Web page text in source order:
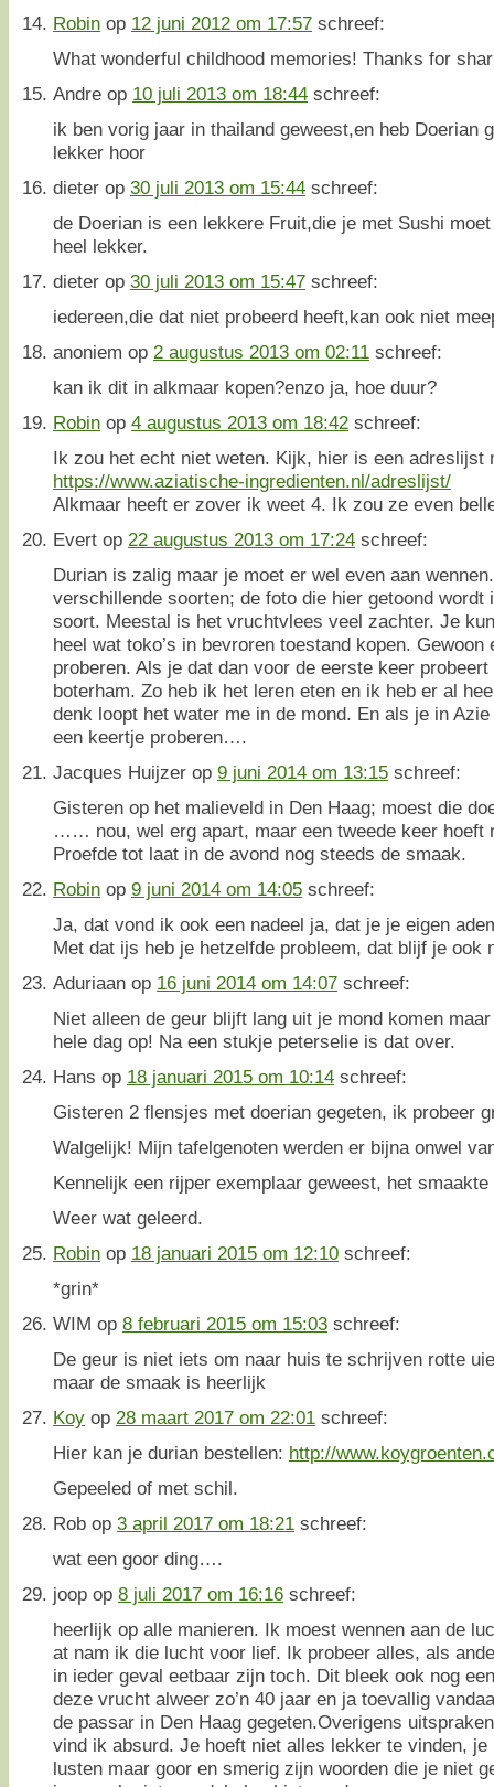
Robin op 12 juni 2012 om 17:57 schreef:
What wonderful childhood memories! Thanks for
Andre op 10 juli 2013 om 18:44 schreef:
ik ben vorig jaar in thailand geweest,en heb Doerian
lekker hoor
dieter op 30 juli 2013 om 15:44 schreef:
de Doerian is een lekkere Fruit,die je met Sushi
heel lekker.
dieter op 30 juli 2013 om 15:47 schreef:
iedereen,die dat niet probeerd heeft,kan ook niet
anoniem op 2 augustus 2013 om 02:11 schreef:
kan ik dit in alkmaar kopen?enzo ja, hoe duur?
Robin op 4 augustus 2013 om 18:42 schreef:
Ik zou het echt niet weten. Kijk, hier is een adreslijst
https://www.aziatische-ingredienten.nl/adreslijst/
Alkmaar heeft er zover ik weet 4. Ik zou ze even
Evert op 22 augustus 2013 om 17:24 schreef:
Durian is zalig maar je moet er wel even aan
verschillende soorten; de foto die hier getoond wordt
soort. Meestal is het vruchtvlees veel zachter. Je
heel wat toko’s in bevroren toestand kopen.
proberen. Als je dat dan voor de eerste keer
boterham. Zo heb ik het leren eten en ik heb er al
denk loopt het water me in de mond. En als je in
een keertje proberen….
Jacques Huijzer op 9 juni 2014 om 13:15 schreef:
Gisteren op het malieveld in Den Haag; moest die
…… nou, wel erg apart, maar een tweede keer hoeft
Proefde tot laat in de avond nog steeds de smaak.
Robin op 9 juni 2014 om 14:05 schreef:
Ja, dat vond ik ook een nadeel ja, dat je je eigen
Met dat ijs heb je hetzelfde probleem, dat blijf je ook
Aduriaan op 16 juni 2014 om 14:07 schreef:
Niet alleen de geur blijft lang uit je mond komen
hele dag op! Na een stukje peterselie is dat over.
Hans op 18 januari 2015 om 10:14 schreef:
Gisteren 2 flensjes met doerian gegeten, ik probeer
Walgelijk! Mijn tafelgenoten werden er bijna onwel
Kennelijk een rijper exemplaar geweest, het
Weer wat geleerd.
Robin op 18 januari 2015 om 12:10 schreef:
*grin*
WIM op 8 februari 2015 om 15:03 schreef:
De geur is niet iets om naar huis te schrijven rotte
maar de smaak is heerlijk
Koy op 28 maart 2017 om 22:01 schreef:
Hier kan je durian bestellen: http://
Gepeeled of met schil.
Rob op 3 april 2017 om 18:21 schreef:
wat een goor ding….
joop op 8 juli 2017 om 16:16 schreef:
heerlijk op alle manieren. Ik moest wennen aan de
at nam ik die lucht voor lief. Ik probeer alles, als
in ieder geval eetbaar zijn toch. Dit bleek ook nog
deze vrucht alweer zo’n 40 jaar en ja toevallig
de passar in Den Haag gegeten.Overigens
vind ik absurd. Je hoeft niet alles lekker te vinden,
lusten maar goor en smerig zijn woorden die je niet